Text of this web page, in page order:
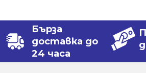
Бърза
доставка до
24 часа